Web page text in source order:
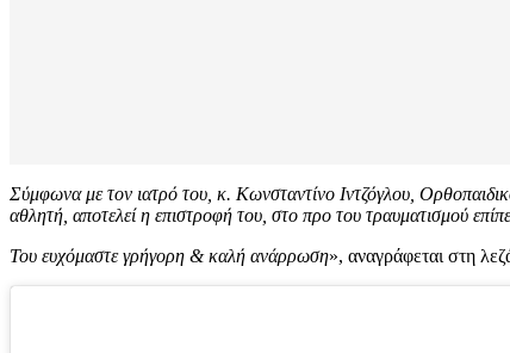
Σύμφωνα με τον ιατρό του, κ. Κωνσταντίνο Ιντζόγλου,
αθλητή, αποτελεί η επιστροφή του, στο προ του τραυματισμού
Του ευχόμαστε γρήγορη & καλή ανάρρωση», αναγράφεται στη